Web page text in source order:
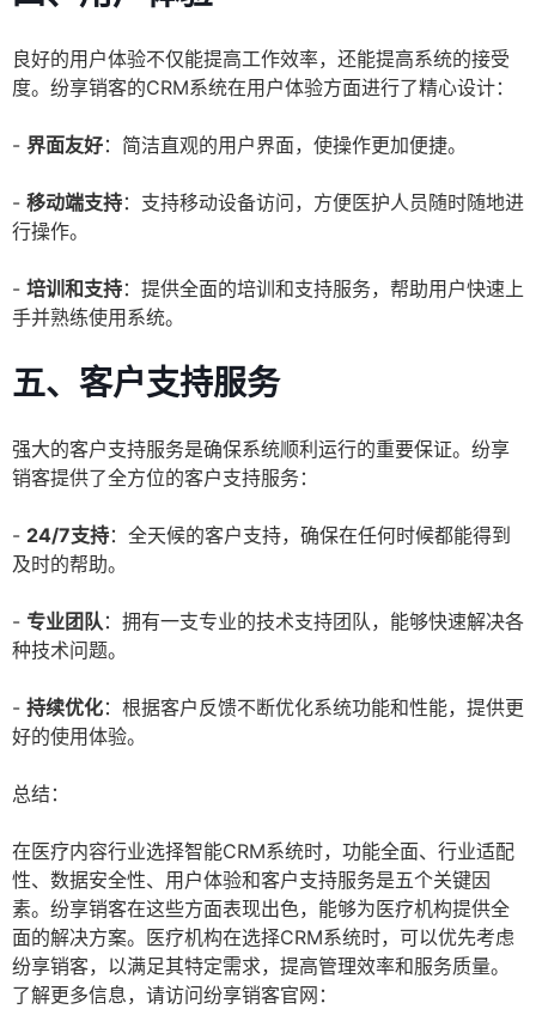
良好的用户体验不仅能提高工作效率，还能提高系统的接受
度。纷享销客的CRM系统在用户体验方面进行了精心设计：
- 界面友好：简洁直观的用户界面，使操作更加便捷。
- 移动端支持：支持移动设备访问，方便医护人员随时随地进
行操作。
- 培训和支持：提供全面的培训和支持服务，帮助用户快速上
手并熟练使用系统。
五、客户支持服务
强大的客户支持服务是确保系统顺利运行的重要保证。纷享
销客提供了全方位的客户支持服务：
- 24/7支持：全天候的客户支持，确保在任何时候都能得到
及时的帮助。
- 专业团队：拥有一支专业的技术支持团队，能够快速解决各
种技术问题。
- 持续优化：根据客户反馈不断优化系统功能和性能，提供更
好的使用体验。
总结：
在医疗内容行业选择智能CRM系统时，功能全面、行业适配
性、数据安全性、用户体验和客户支持服务是五个关键因
素。纷享销客在这些方面表现出色，能够为医疗机构提供全
面的解决方案。医疗机构在选择CRM系统时，可以优先考虑
纷享销客，以满足其特定需求，提高管理效率和服务质量。
了解更多信息，请访问纷享销客官网：